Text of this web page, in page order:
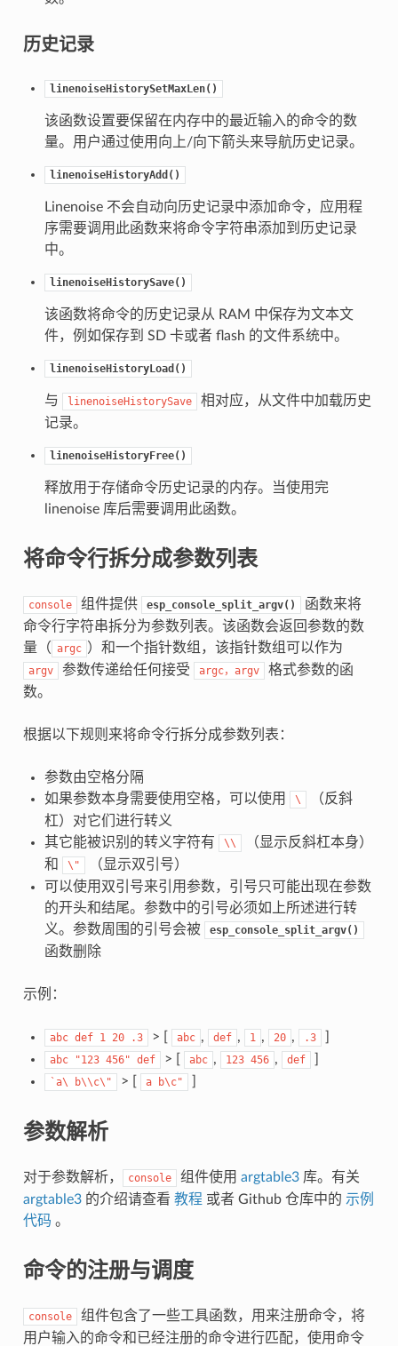
历史记录
linenoiseHistorySetMaxLen()
该函数设置要保留在内存中的最近输入的命令的数
量。用户通过使用向上/向下箭头来导航历史记录。
linenoiseHistoryAdd()
Linenoise 不会自动向历史记录中添加命令，应用程
序需要调用此函数来将命令字符串添加到历史记录
中。
linenoiseHistorySave()
该函数将命令的历史记录从 RAM 中保存为文本文
件，例如保存到 SD 卡或者 flash 的文件系统中。
linenoiseHistoryLoad()
与 linenoiseHistorySave
相对应，从文件中加载历史
记录。
linenoiseHistoryFree()
释放用于存储命令历史记录的内存。当使用完
linenoise 库后需要调用此函数。
将命令行拆分成参数列表
console 组件提供 esp_console_split_argv()
函数来将
命令行字符串拆分为参数列表。该函数会返回参数的数
量（ argc ）和一个指针数组，该指针数组可以作为
argv 参数传递给任何接受 argc，argv
格式参数的函
数。
根据以下规则来将命令行拆分成参数列表：
参数由空格分隔
如果参数本身需要使用空格，可以使用
\
（反斜
杠）对它们进行转义
其它能被识别的转义字符有
\\
（显示反斜杠本身）
和
\"
（显示双引号）
可以使用双引号来引用参数，引号只可能出现在参数
的开头和结尾。参数中的引号必须如上所述进行转
义。参数周围的引号会被
esp_console_split_argv()
函数删除
示例：
abc def 1 20 .3 > [ abc , def , 1 , 20 , .3
abc "123 456" def > [ abc , 123 456 , def
`a\ b\\c\" > [ a b\c"
参数解析
对于参数解析， console 组件使用 argtable3库。有关
argtable3的介绍请查看 教程 或者 Github 仓库中的 示例
代码 。
命令的注册与调度
console
组件包含了一些工具函数，用来注册命令，将
用户输入的命令和已经注册的命令进行匹配，使用命令